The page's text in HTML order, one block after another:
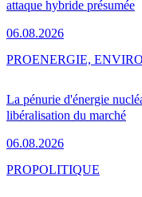
attaque hybride présumée
06.08.2026
La pénurie d'énergie
libéralisation du marché
06.08.2026
PROENERGIE,
PROPOLITIQUE